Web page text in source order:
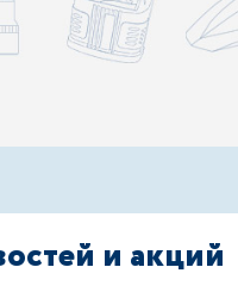
и акций